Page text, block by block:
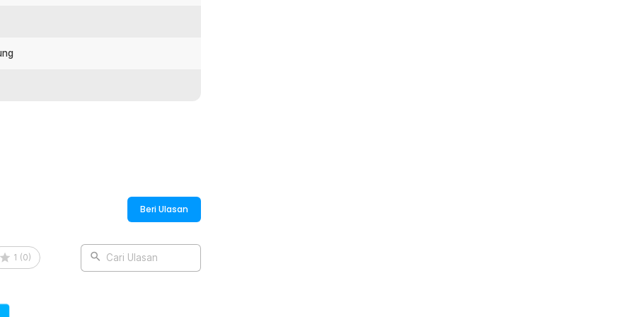
menggunakan potty tray. Cocok
Beri Ulasan
1 (0) Cari Ulasan